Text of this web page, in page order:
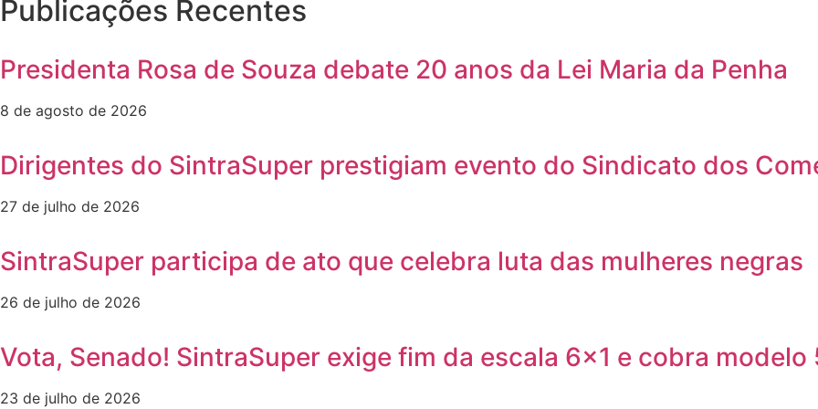
Publicações Recentes
Presidenta Rosa de Souza debate 20 anos da Lei Maria da Penha
8 de agosto de 2026
Dirigentes do SintraSuper prestigiam evento do Sindicato dos
27 de julho de 2026
SintraSuper participa de ato que celebra luta das mulheres negras
26 de julho de 2026
Vota, Senado! SintraSuper exige fim da escala 6×1 e cobra modelo
23 de julho de 2026